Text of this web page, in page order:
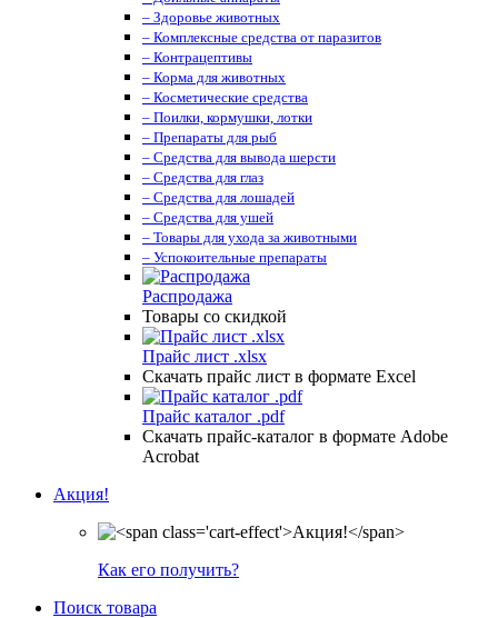
– Здоровье животных
– Комплексные средства от паразитов
– Контрацептивы
– Корма для животных
– Косметические средства
– Поилки, кормушки, лотки
– Препараты для рыб
– Средства для вывода шерсти
– Средства для глаз
– Средства для лошадей
– Средства для ушей
– Товары для ухода за животными
– Успокоительные препараты
Распродажа
Товары со скидкой
Прайс лист .xlsx
Скачать прайс лист в формате Excel
Прайс каталог .pdf
Скачать прайс-каталог в формате Adobe
Acrobat
Акция!
Как его получить?
Поиск товара